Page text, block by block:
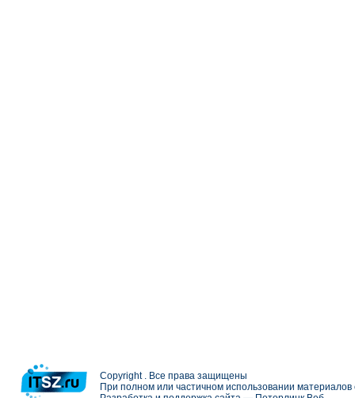
Copyright . Все права защищены
При полном или частичном использовании